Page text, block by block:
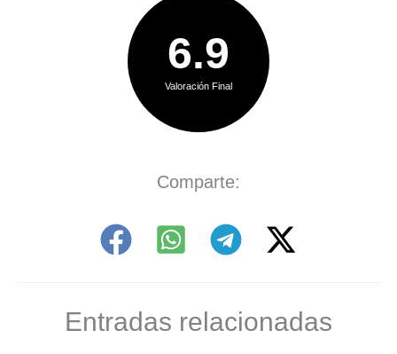
6.9
Valoración Final
Comparte:
Entradas relacionadas